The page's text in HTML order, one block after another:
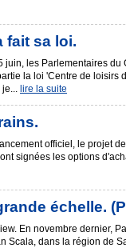
fait sa loi.
juin, les Parlementaires
la loi 'Centre de loisirs
je... lire la suite
officiel, le projet
signées les options
échelle.
En novembre dernier,
Scala, dans la région de